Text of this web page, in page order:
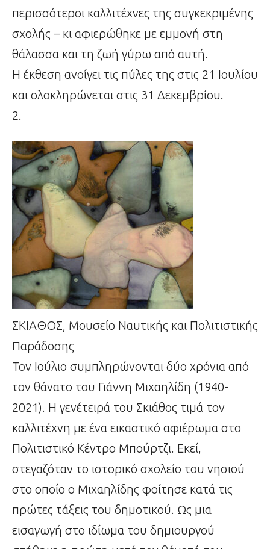
περισσότεροι καλλιτέχνες της συγκεκριμένης
σχολής – κι αφιερώθηκε με εμμονή στη
θάλασσα και τη ζωή γύρω από αυτή.
Η έκθεση ανοίγει τις πύλες της στις 21 Ιουλίου
και ολοκληρώνεται στις 31 Δεκεμβρίου.
2.
ΣΚΙΑΘΟΣ, Μουσείο Ναυτικής και Πολιτιστικής
Παράδοσης
Τον Ιούλιο συμπληρώνονται δύο χρόνια από
τον θάνατο του Γιάννη Μιχαηλίδη (1940-
2021). Η γενέτειρά του Σκιάθος τιμά τον
καλλιτέχνη με ένα εικαστικό αφιέρωμα στο
Πολιτιστικό Κέντρο Μπούρτζι. Εκεί,
στεγαζόταν το ιστορικό σχολείο του νησιού
στο οποίο ο Μιχαηλίδης φοίτησε κατά τις
πρώτες τάξεις του δημοτικού. Ως μια
εισαγωγή στο ιδίωμα του δημιουργού